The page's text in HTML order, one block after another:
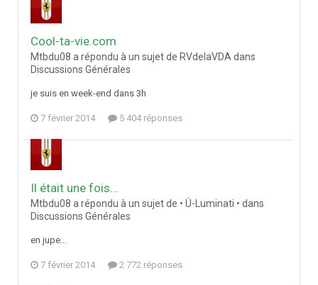
Cool-ta-vie.com
Mtbdu08 a répondu à un sujet de RVdelaVDA dans
Discussions Générales
je suis en week-end dans 3h
7 février 2014 5 404 réponses
Il était une fois...
Mtbdu08 a répondu à un sujet de • Ü-Luminati • dans
Discussions Générales
en jupe...
7 février 2014 2 772 réponses